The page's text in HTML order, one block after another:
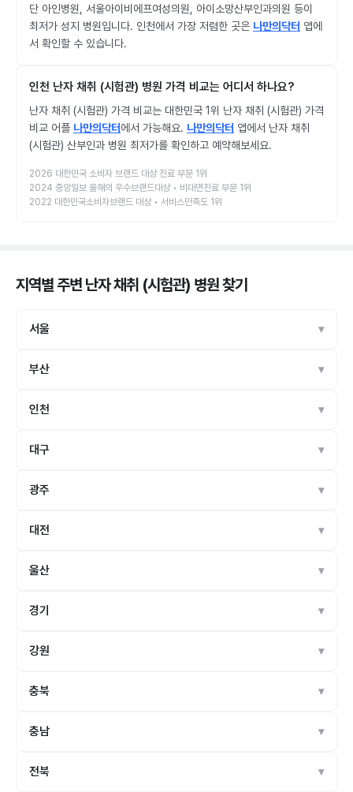
단 아인병원, 서울아이비에프여성의원, 아이소망산부인과의원 등이
최저가 성지 병원입니다. 인천에서 가장 저렴한 곳은 나만의닥터 앱에
서 확인할 수 있습니다.
인천 난자 채취 (시험관) 병원 가격 비교는 어디서 하나요?
난자 채취 (시험관) 가격 비교는 대한민국 1위 난자 채취 (시험관) 가격
비교 어플 나만의닥터에서 가능해요. 나만의닥터 앱에서 난자 채취
(시험관) 산부인과 병원 최저가를 확인하고 예약해보세요.
2026 대한민국 소비자 브랜드 대상 진료 부문 1위
2024 중앙일보 올해의 우수브랜드대상 • 비대면진료 부문 1위
2022 대한민국소비자브랜드 대상 • 서비스만족도 1위
지역별 주변 난자 채취 (시험관) 병원찾기
서울
부산
인천
대구
광주
대전
울산
경기
강원
충북
충남
전북